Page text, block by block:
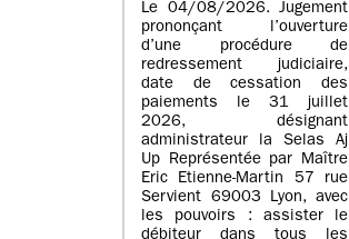
Le 04/08/2026. Jugement
prononçant l’ouverture
d’une procédure de
redressement judiciaire,
date de cessation des
paiements le 31 juillet
2026, désignant
administrateur la Selas Aj
Up Représentée par Maître
Eric Etienne-Martin 57 rue
Servient 69003 Lyon, avec
les pouvoirs : assister le